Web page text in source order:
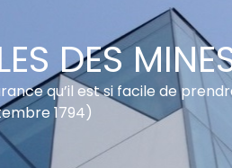
DES
qu’il est si facile de
1794)